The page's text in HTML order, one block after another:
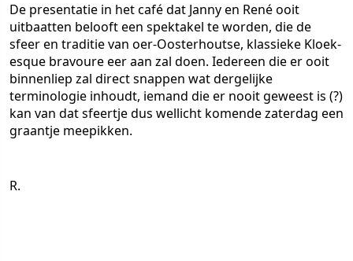
De presentatie in het café dat Janny en René ooit
uitbaatten belooft een spektakel te worden, die de
sfeer en traditie van oer-Oosterhoutse, klassieke Kloek-
esque bravoure eer aan zal doen. Iedereen die er ooit
binnenliep zal direct snappen wat dergelijke
terminologie inhoudt, iemand die er nooit geweest is (?)
kan van dat sfeertje dus wellicht komende zaterdag een
graantje meepikken.
R.